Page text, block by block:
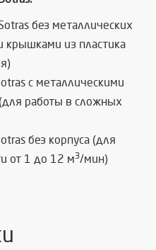
без металлических
крышками из пластика
с металлическими
работы в сложных
без корпуса (для
от 1 до 12 м3/мин)